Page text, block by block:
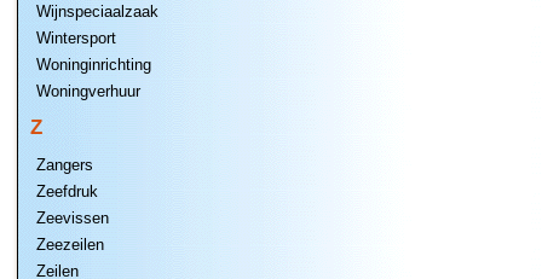
Wijnspeciaalzaak
Wintersport
Woninginrichting
Woningverhuur
Z
Zangers
Zeefdruk
Zeevissen
Zeezeilen
Zeilen